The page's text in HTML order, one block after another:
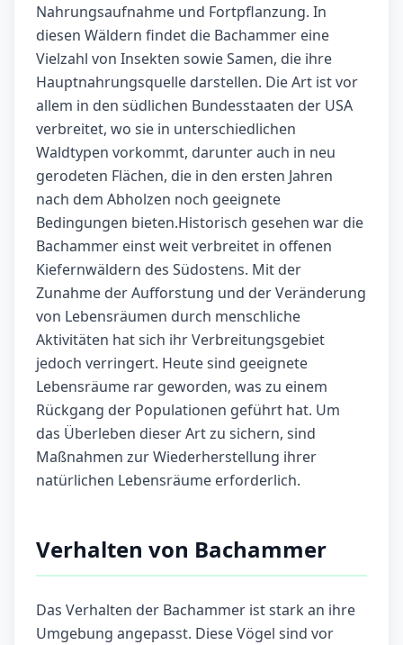
Nahrungsaufnahme und Fortpflanzung. In
diesen Wäldern findet die Bachammer eine
Vielzahl von Insekten sowie Samen, die ihre
Hauptnahrungsquelle darstellen. Die Art ist vor
allem in den südlichen Bundesstaaten der USA
verbreitet, wo sie in unterschiedlichen
Waldtypen vorkommt, darunter auch in neu
gerodeten Flächen, die in den ersten Jahren
nach dem Abholzen noch geeignete
Bedingungen bieten.Historisch gesehen war die
Bachammer einst weit verbreitet in offenen
Kiefernwäldern des Südostens. Mit der
Zunahme der Aufforstung und der Veränderung
von Lebensräumen durch menschliche
Aktivitäten hat sich ihr Verbreitungsgebiet
jedoch verringert. Heute sind geeignete
Lebensräume rar geworden, was zu einem
Rückgang der Populationen geführt hat. Um
das Überleben dieser Art zu sichern, sind
Maßnahmen zur Wiederherstellung ihrer
natürlichen Lebensräume erforderlich.
Verhalten von Bachammer
Das Verhalten der Bachammer ist stark an ihre
Umgebung angepasst. Diese Vögel sind vor